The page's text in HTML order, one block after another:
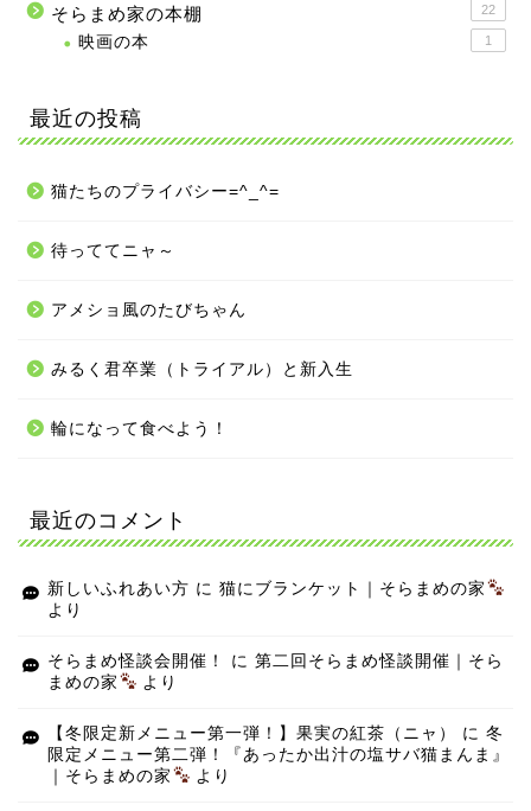
そらまめ家の本棚 22
映画の本 1
最近の投稿
猫たちのプライバシー=^_^=
待っててニャ～
アメショ風のたびちゃん
みるく君卒業（トライアル）と新入生
輪になって食べよう！
最近のコメント
新しいふれあい方 に 猫にブランケット｜そらまめの家
より
そらまめ怪談会開催！ に 第二回そらまめ怪談開催｜そら
まめの家
より
【冬限定新メニュー第一弾！】果実の紅茶（ニャ） に 冬
限定メニュー第二弾！『あったか出汁の塩サバ猫まんま』
｜そらまめの家
より